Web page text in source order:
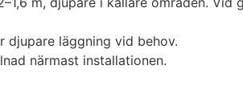
djupare läggning vid behov.
närmast installationen.